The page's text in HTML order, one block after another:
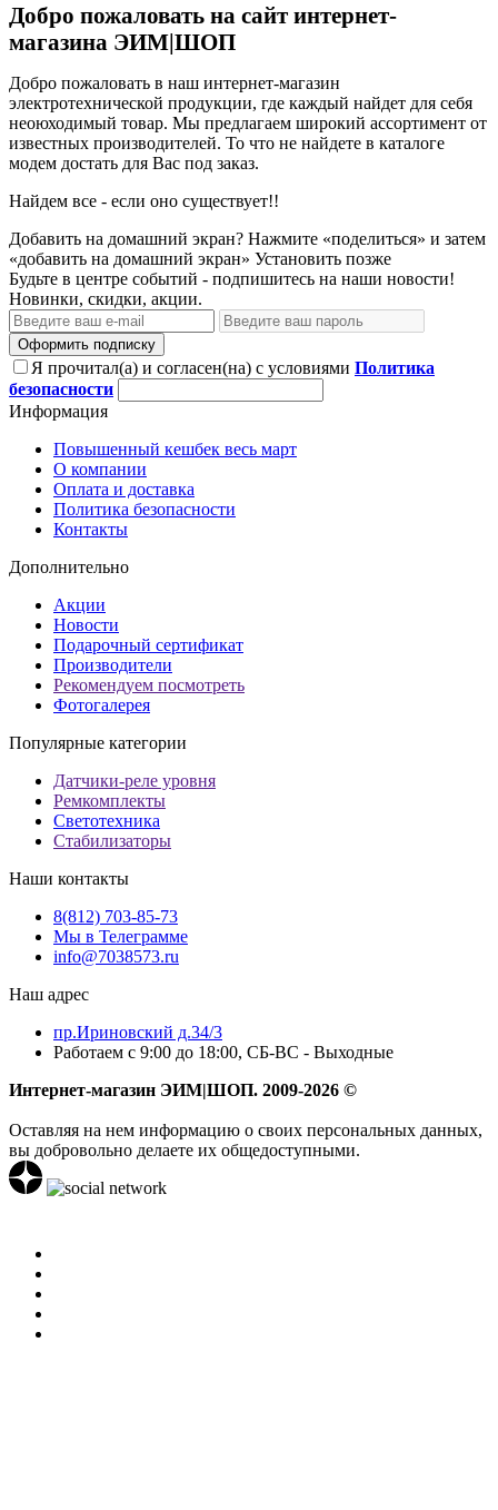
Добро пожаловать на сайт интернет-
магазина ЭИМ|ШОП
Добро пожаловать в наш интернет-магазин
электротехнической продукции, где каждый найдет для себя
неоюходимый товар. Мы предлагаем широкий ассортимент от
известных производителей. То что не найдете в каталоге
модем достать для Вас под заказ.
Найдем все - если оно существует!!
Добавить на домашний экран? Нажмите «поделиться» и затем
«добавить на домашний экран» Установить позже
Будьте в центре событий - подпишитесь на наши новости!
Новинки, скидки, акции.
Оформить подписку
Я прочитал(а) и согласен(на) с условиями Политика
безопасности
Информация
Повышенный кешбек весь март
О компании
Оплата и доставка
Политика безопасности
Контакты
Дополнительно
Акции
Новости
Подарочный сертификат
Производители
Рекомендуем посмотреть
Фотогалерея
Популярные категории
Датчики-реле уровня
Ремкомплекты
Светотехника
Стабилизаторы
Наши контакты
8(812) 703-85-73
Мы в Телеграмме
info@7038573.ru
Наш адрес
пр.Ириновский д.34/3
Работаем с 9:00 до 18:00, СБ-ВС - Выходные
Интернет-магазин ЭИМ|ШОП. 2009-2026 ©
Оставляя на нем информацию о своих персональных данных,
вы добровольно делаете их общедоступными.